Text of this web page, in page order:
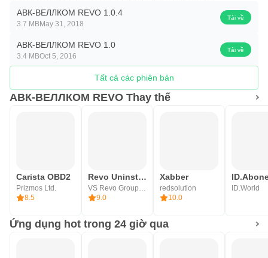
АВК-ВЕЛЛКОМ REVO 1.0.4
3.7 MBMay 31, 2018
Tải về
АВК-ВЕЛЛКОМ REVO 1.0
3.4 MBOct 5, 2016
Tải về
Tất cả các phiên bản
АВК-ВЕЛЛКОМ REVO Thay thế
Carista OBD2
Prizmos Ltd.
8.5
Revo Uninstaller Mobile
VS Revo Group Ltd.
9.0
Xabber
redsolution
10.0
ID.World
Ứng dụng hot trong 24 giờ qua